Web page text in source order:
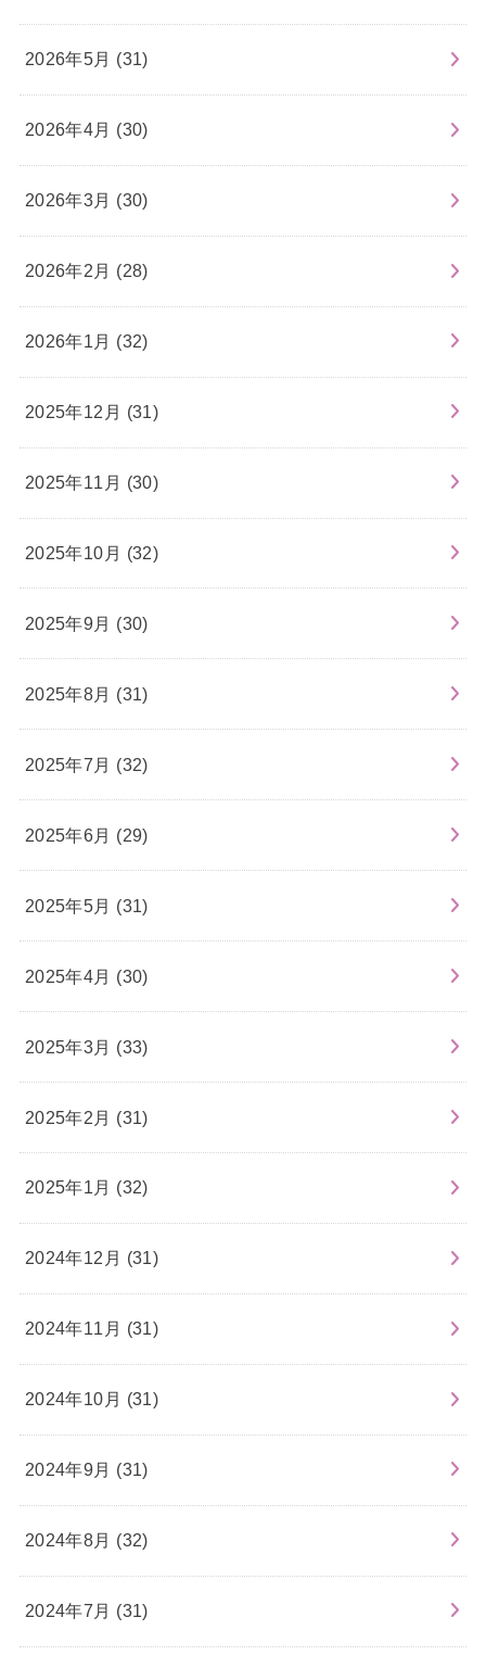
2026年5月 (31)
2026年4月 (30)
2026年3月 (30)
2026年2月 (28)
2026年1月 (32)
2025年12月 (31)
2025年11月 (30)
2025年10月 (32)
2025年9月 (30)
2025年8月 (31)
2025年7月 (32)
2025年6月 (29)
2025年5月 (31)
2025年4月 (30)
2025年3月 (33)
2025年2月 (31)
2025年1月 (32)
2024年12月 (31)
2024年11月 (31)
2024年10月 (31)
2024年9月 (31)
2024年8月 (32)
2024年7月 (31)